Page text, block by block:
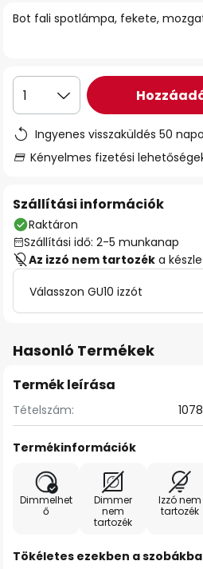
Bot fali spotlámpa, fekete,
1
Ingyenes visszaküldés 50
Kényelmes fizetési
Szállítási információk
Raktáron
Szállítási idő: 2-5 munkanap
Az izzó nem tartozék a
Válasszon GU10 izzót
Hasonló Termékek
Termék leírása
Tételszám:
Termékinformációk
Dimmelhet
ő
Dimmer
nem
tartozék
Izzó nem
tartozék
Tökéletes ezekben a